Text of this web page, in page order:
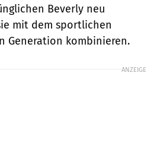
Beverly neu
mit dem sportlichen
Generation kombinieren.
ANZEIGE